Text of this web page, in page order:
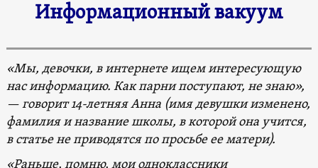
Информационный вакуум
«Мы, девочки, в интернете ищем интересующую
нас информацию. Как парни поступают, не знаю»,
— говорит 14-летняя Анна (имя девушки изменено,
фамилия и название школы, в которой она учится,
в статье не приводятся по просьбе ее матери).